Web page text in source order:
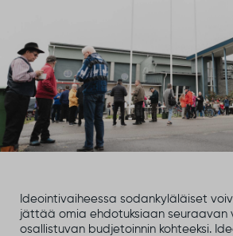
Ideointivaiheessa sodankyläläiset
jättää omia ehdotuksiaan seuraavan
osallistuvan budjetoinnin kohteeksi.